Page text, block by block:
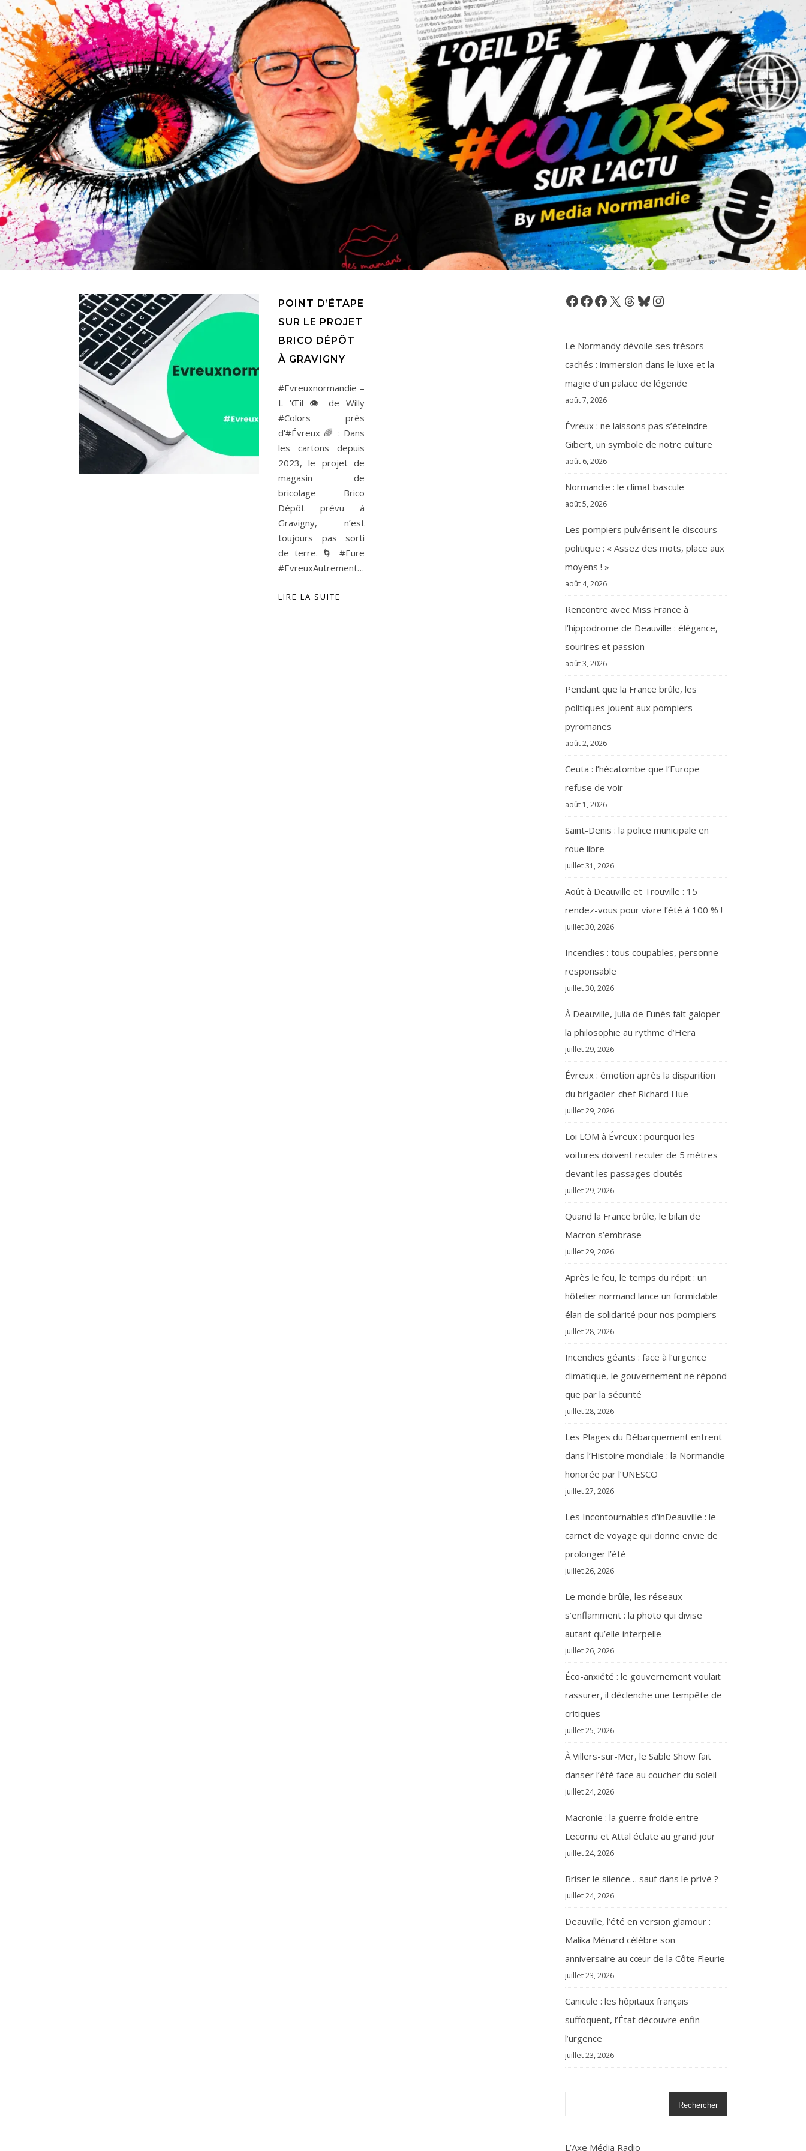
POINT D’ÉTAPE
SUR LE PROJET
BRICO DÉPÔT
À GRAVIGNY
#Evreuxnormandie –
L 'Œil 👁️ de Willy
#Colors près
d'#Évreux 🌈 : Dans
les cartons depuis
2023, le projet de
magasin de
bricolage Brico
Dépôt prévu à
Gravigny, n’est
toujours pas sorti
de terre. 🌀 #Eure
#EvreuxAutrement…
LIRE LA SUITE
Facebook
Facebook
Facebook
X Threads
BlueskyInstagram
Le Normandy dévoile ses trésors
cachés : immersion dans le luxe et la
magie d’un palace de légende
août 7, 2026
Évreux : ne laissons pas s’éteindre
Gibert, un symbole de notre culture
août 6, 2026
Normandie : le climat bascule
août 5, 2026
Les pompiers pulvérisent le discours
politique : « Assez des mots, place aux
moyens ! »
août 4, 2026
Rencontre avec Miss France à
l’hippodrome de Deauville : élégance,
sourires et passion
août 3, 2026
Pendant que la France brûle, les
politiques jouent aux pompiers
pyromanes
août 2, 2026
Ceuta : l’hécatombe que l’Europe
refuse de voir
août 1, 2026
Saint-Denis : la police municipale en
roue libre
juillet 31, 2026
Août à Deauville et Trouville : 15
rendez-vous pour vivre l’été à 100 % !
juillet 30, 2026
Incendies : tous coupables, personne
responsable
juillet 30, 2026
À Deauville, Julia de Funès fait galoper
la philosophie au rythme d’Hera
juillet 29, 2026
Évreux : émotion après la disparition
du brigadier-chef Richard Hue
juillet 29, 2026
Loi LOM à Évreux : pourquoi les
voitures doivent reculer de 5 mètres
devant les passages cloutés
juillet 29, 2026
Quand la France brûle, le bilan de
Macron s’embrase
juillet 29, 2026
Après le feu, le temps du répit : un
hôtelier normand lance un formidable
élan de solidarité pour nos pompiers
juillet 28, 2026
Incendies géants : face à l’urgence
climatique, le gouvernement ne répond
que par la sécurité
juillet 28, 2026
Les Plages du Débarquement entrent
dans l’Histoire mondiale : la Normandie
honorée par l’UNESCO
juillet 27, 2026
Les Incontournables d’inDeauville : le
carnet de voyage qui donne envie de
prolonger l’été
juillet 26, 2026
Le monde brûle, les réseaux
s’enflamment : la photo qui divise
autant qu’elle interpelle
juillet 26, 2026
Éco-anxiété : le gouvernement voulait
rassurer, il déclenche une tempête de
critiques
juillet 25, 2026
À Villers-sur-Mer, le Sable Show fait
danser l’été face au coucher du soleil
juillet 24, 2026
Macronie : la guerre froide entre
Lecornu et Attal éclate au grand jour
juillet 24, 2026
Briser le silence… sauf dans le privé ?
juillet 24, 2026
Deauville, l’été en version glamour :
Malika Ménard célèbre son
anniversaire au cœur de la Côte Fleurie
juillet 23, 2026
Canicule : les hôpitaux français
suffoquent, l’État découvre enfin
l’urgence
juillet 23, 2026
Rechercher
L’Axe Média Radio